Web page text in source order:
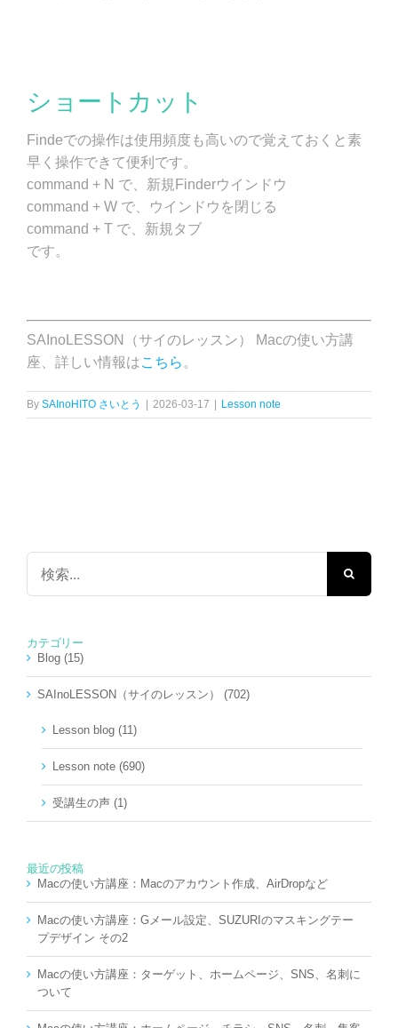
ショートカット
Findeでの操作は使用頻度も高いので覚えておくと素
早く操作できて便利です。
command + N で、新規Finderウインドウ
command + W で、ウインドウを閉じる
command + T で、新規タブ
です。
SAInoLESSON（サイのレッスン） Macの使い方講
座、詳しい情報はこちら 。
By SAInoHITO さいとう | 2026-03-17 | Lesson note
検
…
カテゴリー
Blog (15)
SAInoLESSON（サイのレッスン） (702)
Lesson blog (11)
Lesson note (690)
受講生の声 (1)
最近の投稿
Macの使い方講座：Macのアカウント作成、AirDropなど
Macの使い方講座：Gメール設定、SUZURIのマスキングテー
プデザイン その2
Macの使い方講座：ターゲット、ホームページ、SNS、名刺に
ついて